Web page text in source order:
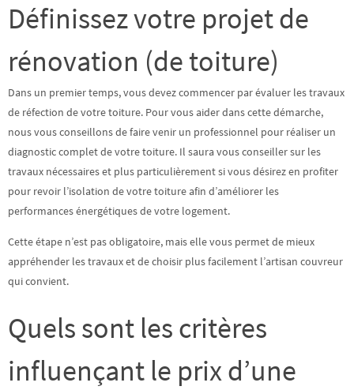
Définissez votre projet de
rénovation (de toiture)
Dans un premier temps, vous devez commencer par évaluer les travaux
de réfection de votre toiture. Pour vous aider dans cette démarche,
nous vous conseillons de faire venir un professionnel pour réaliser un
diagnosticcomplet de votre toiture. Il saura vous conseiller sur les
travaux nécessaires et plus particulièrement si vous désirez en profiter
pour revoir l’isolation de votre toiture afin d’améliorer les
performances énergétiques de votre logement.
Cette étape n’est pas obligatoire, mais elle vous permet de mieux
appréhender les travaux et de choisir plus facilement l’artisan couvreur
qui convient.
Quels sont les critères
influençant le prix d’une